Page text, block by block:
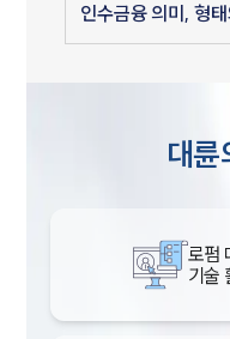
인수금융 의미, 형
대륜
로펌
기술